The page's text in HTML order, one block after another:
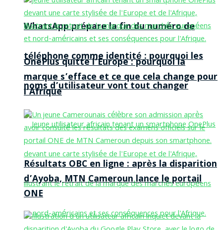
WhatsApp prépare la fin du numéro de
téléphone comme identité : pourquoi les
noms d’utilisateur vont tout changer
OnePlus quitte l’Europe : pourquoi la
marque s’efface et ce que cela change pour
l’Afrique
Résultats OBC en ligne : après la disparition
d’Ayoba, MTN Cameroun lance le portail
ONE